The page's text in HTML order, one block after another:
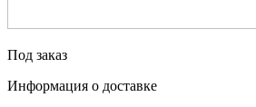
Под заказ
Информация о доставке